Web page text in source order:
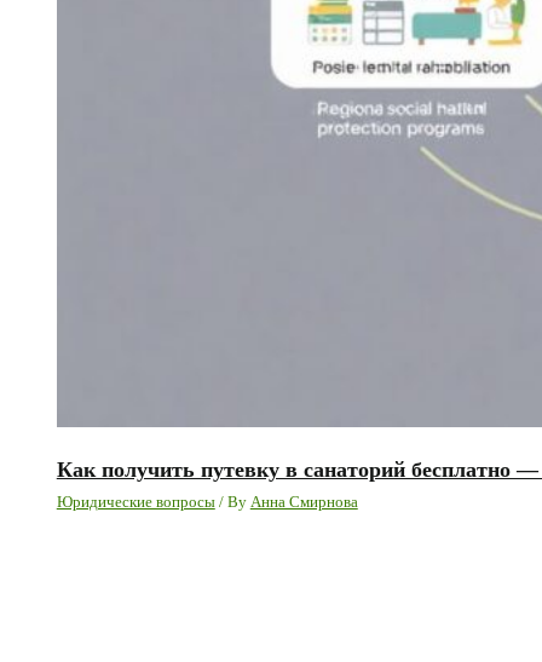
Как получить путевку в санаторий бесплатно
Юридические вопросы/ By Анна Смирнова